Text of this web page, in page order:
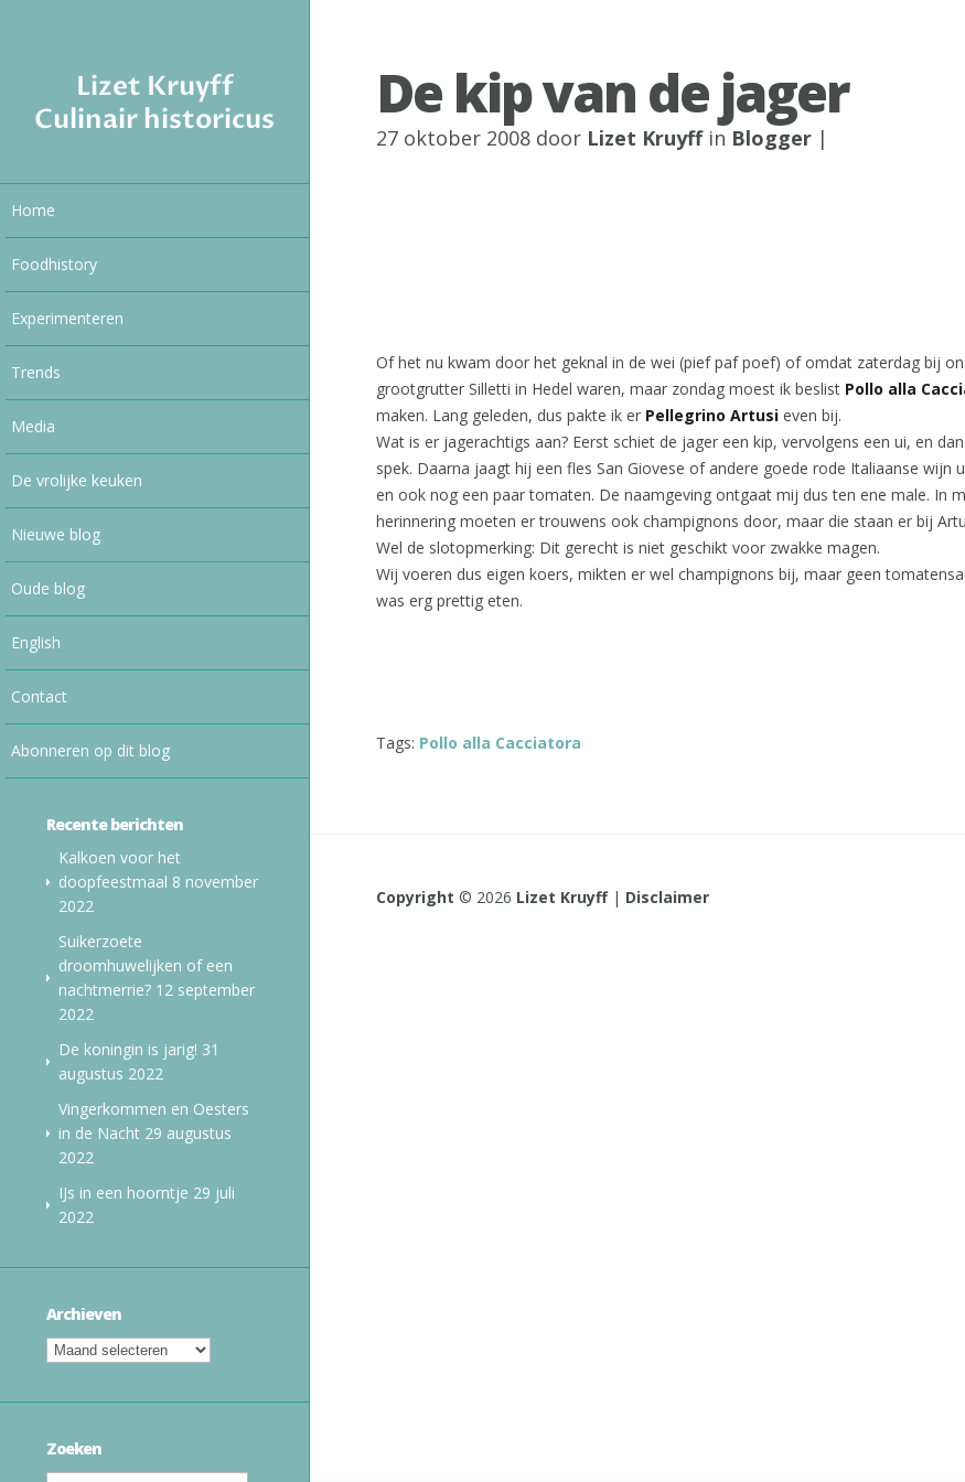
Lizet Kruyff
Culinair historicus
Home
Foodhistory
Experimenteren
Trends
Media
De vrolijke keuken
Nieuwe blog
Oude blog
English
Contact
Abonneren op dit blog
Recente berichten
Kalkoen voor het
doopfeestmaal 8 november
2022
Suikerzoete
droomhuwelijken of een
nachtmerrie? 12 september
2022
De koningin is jarig! 31
augustus 2022
Vingerkommen en Oesters
in de Nacht 29 augustus
2022
IJs in een hoorntje 29 juli
2022
Archieven
Zoeken
De kip van de jager
27 oktober 2008 door Lizet Kruyffin Blogger |
Of het nu kwam door het geknal in de wei (pief paf poef) of omdat zaterdag bij
grootgrutter Silletti in Hedel waren, maar zondag moest ik beslist Pollo alla
maken. Lang geleden, dus pakte ik er Pellegrino Artusi even bij.
Wat is er jagerachtigs aan? Eerst schiet de jager een kip, vervolgens een ui, en
spek. Daarna jaagt hij een fles San Giovese of andere goede rode Italiaanse wijn
en ook nog een paar tomaten. De naamgeving ontgaat mij dus ten ene male. In
herinnering moeten er trouwens ook champignons door, maar die staan er bij
Wel de slotopmerking: Dit gerecht is niet geschikt voor zwakke magen.
Wij voeren dus eigen koers, mikten er wel champignons bij, maar geen
was erg prettig eten.
Tags: Pollo alla Cacciatora
Copyright © 2026 Lizet Kruyff| Disclaimer